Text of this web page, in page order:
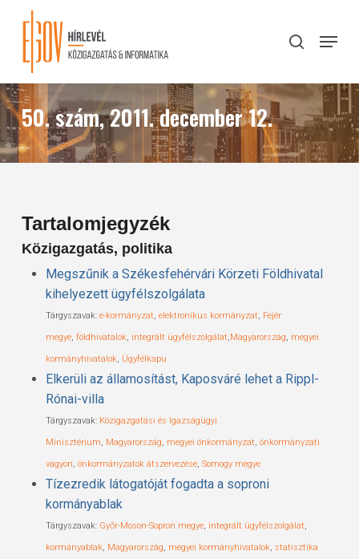
content
search
Menu
50. szám, 2011. december 12.
Tartalomjegyzék
Közigazgatás, politika
Megszűnik a Székesfehérvári Körzeti Földhivatal
kihelyezett ügyfélszolgálata
Tárgyszavak: e-kormányzat, elektronikus kormányzat, Fejér
megye, földhivatalok, integrált ügyfélszolgálat,Magyarország, megyei
kormányhivatalok, Ügyfélkapu
Elkerüli az államosítást, Kaposváré lehet a Rippl-
Rónai-villa
Tárgyszavak: Közigazgatási és Igazságügyi
Minisztérium, Magyarország, megyei önkormányzat, önkormányzati
vagyon, önkormányzatok átszervezése, Somogy megye
Tízezredik látogatóját fogadta a soproni
kormányablak
Tárgyszavak: Győr-Moson-Sopron megye, integrált ügyfélszolgálat,
kormányablak, Magyarország, megyei kormányhivatalok, statisztika
Close